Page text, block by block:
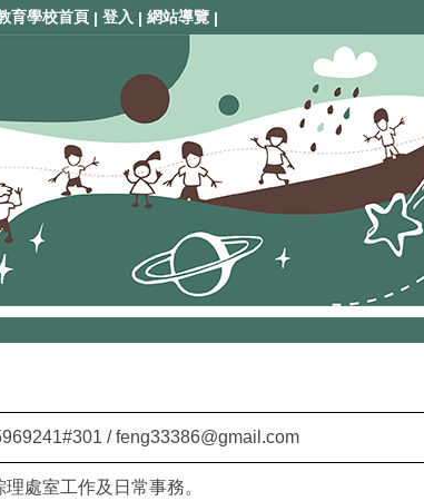
育學校首頁 | 登入 | 網站導覽 |
/ feng33386@gmail.com
理處室工作及日常事務。